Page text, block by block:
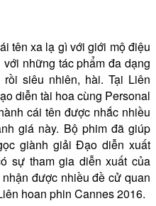
tên xa lạ gì với giới mộ điệu
những tác phẩm đa dạng
siêu nhiên, hài. Tại Liên
diễn tài hoa cùng Personal
cái tên được nhắc nhiều
giá này. Bộ phim đã giúp
giành giải Đạo diễn xuất
sự tham gia diễn xuất của
được nhiều đề cử quan
hoan phin Cannes 2016.